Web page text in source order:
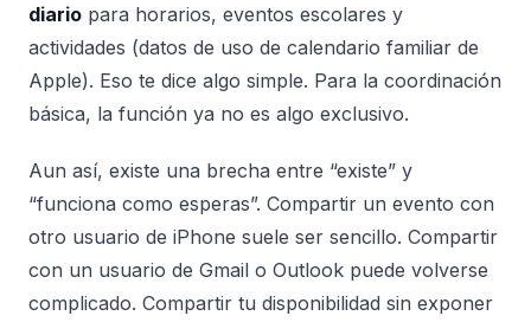
diario para horarios, eventos escolares y
actividades (datos de uso de calendario familiar de
Apple). Eso te dice algo simple. Para la coordinación
básica, la función ya no es algo exclusivo.
Aun así, existe una brecha entre “existe” y
“funciona como esperas”. Compartir un evento con
otro usuario de iPhone suele ser sencillo. Compartir
con un usuario de Gmail o Outlook puede volverse
complicado. Compartir tu disponibilidad sin exponer